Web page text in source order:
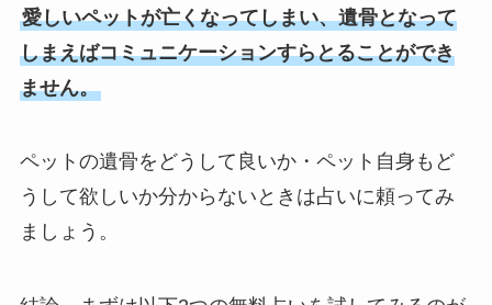
愛しいペットが亡くなってしまい、遺骨となって
しまえばコミュニケーションすらとることができ
ません。
ペットの遺骨をどうして良いか・ペット自身もど
うして欲しいか分からないときは占いに頼ってみ
ましょう。